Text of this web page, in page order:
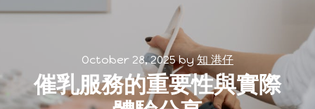
October 28, 2025by知 港仔
催乳服務的重要性與實際